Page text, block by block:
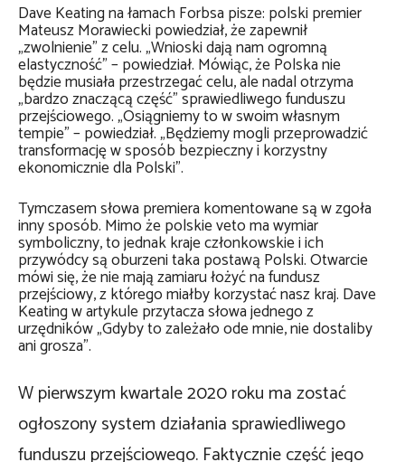
Dave Keating na łamach Forbsa pisze: polski premier
Mateusz Morawiecki powiedział, że zapewnił
„zwolnienie” z celu. „Wnioski dają nam ogromną
elastyczność” – powiedział. Mówiąc, że Polska nie
będzie musiała przestrzegać celu, ale nadal otrzyma
„bardzo znaczącą część” sprawiedliwego funduszu
przejściowego. „Osiągniemy to w swoim własnym
tempie” – powiedział. „Będziemy mogli przeprowadzić
transformację w sposób bezpieczny i korzystny
ekonomicznie dla Polski”.
Tymczasem słowa premiera komentowane są w zgoła
inny sposób. Mimo że polskie veto ma wymiar
symboliczny, to jednak kraje członkowskie i ich
przywódcy są oburzeni taka postawą Polski. Otwarcie
mówi się, że nie mają zamiaru łożyć na fundusz
przejściowy, z którego miałby korzystać nasz kraj. Dave
Keating w artykule przytacza słowa jednego z
urzędników „Gdyby to zależało ode mnie, nie dostaliby
ani grosza”.
W pierwszym kwartale 2020 roku ma zostać
ogłoszony system działania sprawiedliwego
funduszu przejściowego. Faktycznie część jego